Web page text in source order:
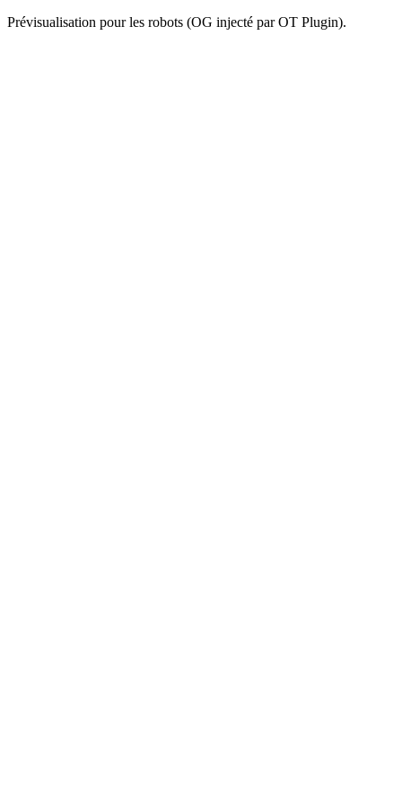
Prévisualisation pour les robots (OG injecté par OT Plugin).